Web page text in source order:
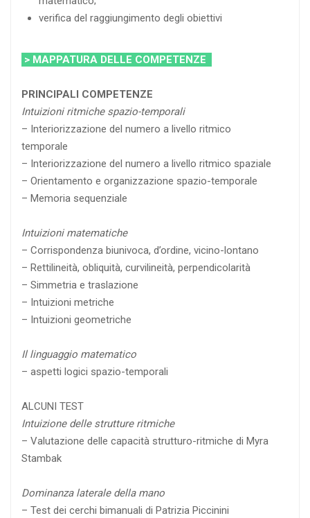
verifica del raggiungimento degli obiettivi
> MAPPATURA DELLE COMPETENZE
PRINCIPALI COMPETENZE
Intuizioni ritmiche spazio-temporali
– Interiorizzazione del numero a livello ritmico
temporale
– Interiorizzazione del numero a livello ritmico spaziale
– Orientamento e organizzazione spazio-temporale
– Memoria sequenziale
Intuizioni matematiche
– Corrispondenza biunivoca, d’ordine, vicino-lontano
– Rettilineità, obliquità, curvilineità, perpendicolarità
– Simmetria e traslazione
– Intuizioni metriche
– Intuizioni geometriche
Il linguaggio matematico
– aspetti logici spazio-temporali
ALCUNI TEST
Intuizione delle strutture ritmiche
– Valutazione delle capacità strutturo-ritmiche di Myra
Stambak
Dominanza laterale della mano
– Test dei cerchi bimanuali di Patrizia Piccinini